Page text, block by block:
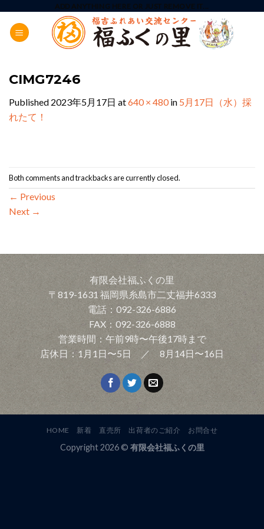
content
ADD ANYTHING HERE OR JUST REMOVE IT...
CIMG7246
Published 2023年5月17日 at640 × 480in 5月17日（水）採
れたて！
Both comments and trackbacks are currently closed.
← Previous
Next →
有限会社福ふくの里
〒819-1631 福岡県糸島市二丈福井6333
電話：092-326-6886
FAX：092-326-6888
営業時間：午前9時〜午後17時まで
店休日：1月1日〜5日 ／ 8月14日〜16日
HOME 新着 直売所 出荷者のご紹介 お問合せ
Copyright 2026 © 有限会社福ふくの里